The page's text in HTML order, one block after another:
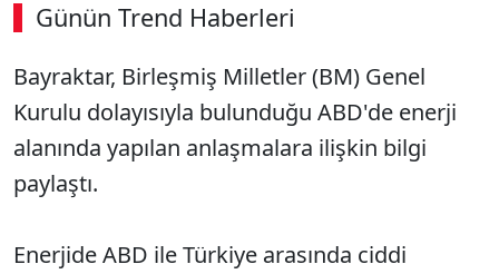
Günün Trend Haberleri
Bayraktar, Birleşmiş Milletler (BM) Genel
Kurulu dolayısıyla bulunduğu ABD'de enerji
alanında yapılan anlaşmalara ilişkin bilgi
paylaştı.
Enerjide ABD ile Türkiye arasında ciddi